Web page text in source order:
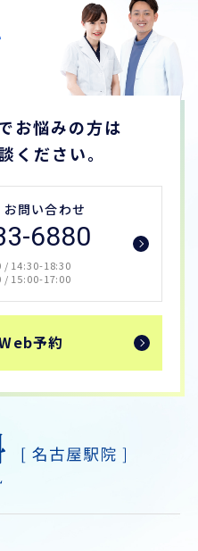
お悩みの方は
ください。
問い合わせ
6880
/ 14:30-18:30
/ 15:00-17:00
予約